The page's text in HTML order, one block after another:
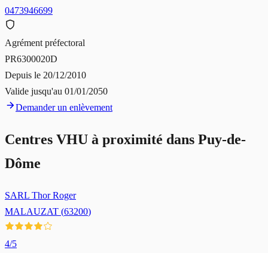
0473946699
Agrément préfectoral
PR6300020D
Depuis le 20/12/2010
Valide jusqu'au 01/01/2050
Demander un enlèvement
Centres VHU à proximité dans Puy-de-
Dôme
SARL Thor Roger
MALAUZAT (63200)
4/5